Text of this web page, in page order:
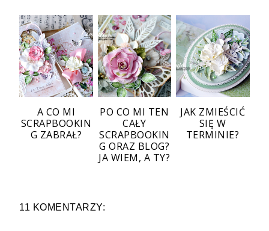
A CO MI
SCRAPBOOKIN
G ZABRAŁ?
PO CO MI TEN
CAŁY
SCRAPBOOKIN
G ORAZ BLOG?
JA WIEM, A TY?
JAK ZMIEŚCIĆ
SIĘ W
TERMINIE?
11 KOMENTARZY: